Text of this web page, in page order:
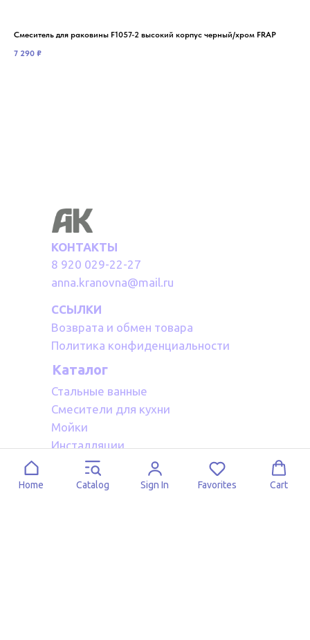
Home Catalog Sign In Favorites Cart
Смеситель для раковины F1057-2 высокий корпус черный/хром FRAP
7 290 ₽
КОНТАКТЫ
8 920 029-22-27
anna.kranovna@mail.ru
ССЫЛКИ
Возврата и обмен товара
Политика конфиденциальности
Каталог
Стальные ванные
Смесители для кухни
Мойки
Инсталляции
Акриловые ванные
Полотенцесушители водяные